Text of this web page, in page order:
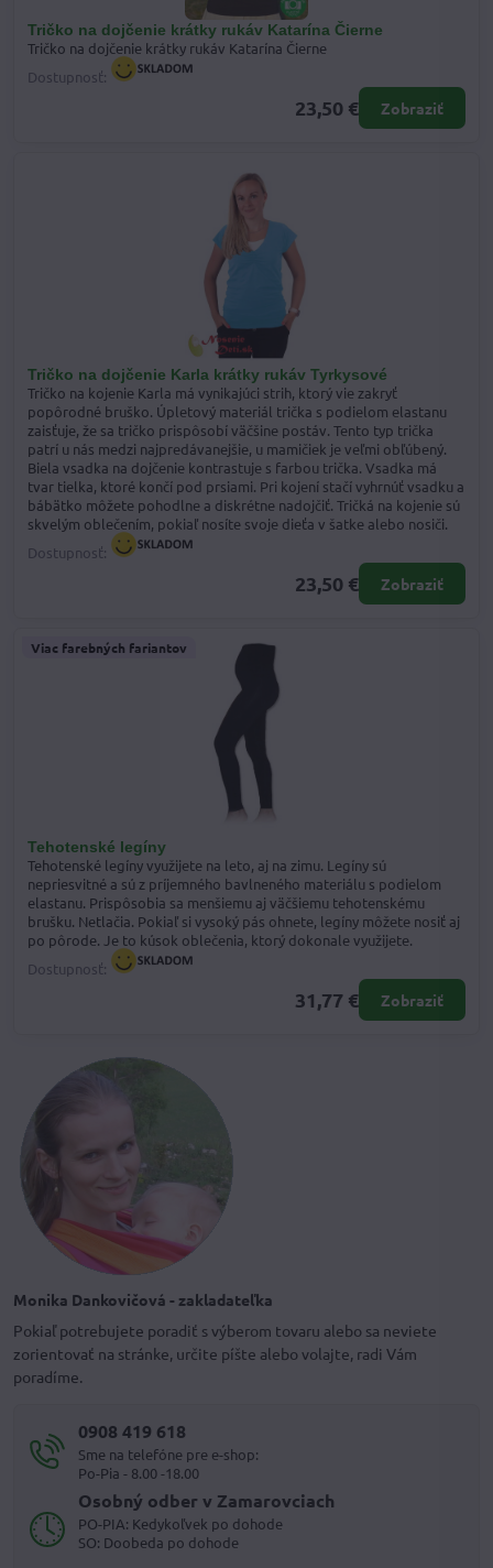
Tričko na dojčenie krátky rukáv Katarína Čierne
Tričko na dojčenie krátky rukáv Katarína Čierne
Dostupnosť:
23,50 € Zobraziť
Tričko na dojčenie Karla krátky rukáv Tyrkysové
Tričko na kojenie Karla má vynikajúci strih, ktorý vie zakryť
popôrodné bruško. Úpletový materiál trička s podielom elastanu
zaisťuje, že sa tričko prispôsobí väčšine postáv. Tento typ trička
patrí u nás medzi najpredávanejšie, u mamičiek je veľmi obľúbený.
Biela vsadka na dojčenie kontrastuje s farbou trička. Vsadka má
tvar tielka, ktoré končí pod prsiami. Pri kojení stačí vyhrnúť vsadku a
bábätko môžete pohodlne a diskrétne nadojčiť. Tričká na kojenie sú
skvelým oblečením, pokiaľ nosíte svoje dieťa v šatke alebo nosiči.
Dostupnosť:
23,50 € Zobraziť
Tehotenské legíny
Viac farebných fariantov
Tehotenské legíny využijete na leto, aj na zimu. Legíny sú
nepriesvitné a sú z príjemného bavlneného materiálu s podielom
elastanu. Prispôsobia sa menšiemu aj väčšiemu tehotenskému
brušku. Netlačia. Pokiaľ si vysoký pás ohnete, legíny môžete nosiť aj
po pôrode. Je to kúsok oblečenia, ktorý dokonale využijete.
Dostupnosť:
31,77 € Zobraziť
Monika Dankovičová - zakladateľka
Pokiaľ potrebujete poradiť s výberom tovaru alebo sa neviete
zorientovať na stránke, určite píšte alebo volajte, radi Vám
poradíme.
0908 419 618
Sme na telefóne pre e-shop:
Po-Pia - 8.00 -18.00
Osobný odber v Zamarovciach
PO-PIA: Kedykoľvek po dohode
SO: Doobeda po dohode